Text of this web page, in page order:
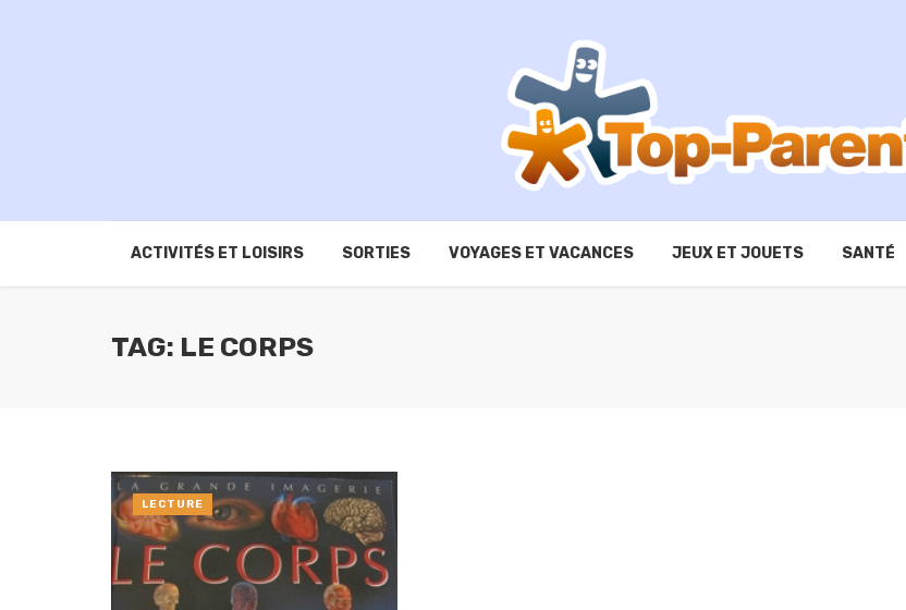
ACTIVITÉS ET LOISIRS SORTIES VOYAGES ET VACANCES JEUX ET JOUETS SANTÉ
TAG: LE CORPS
LECTURE